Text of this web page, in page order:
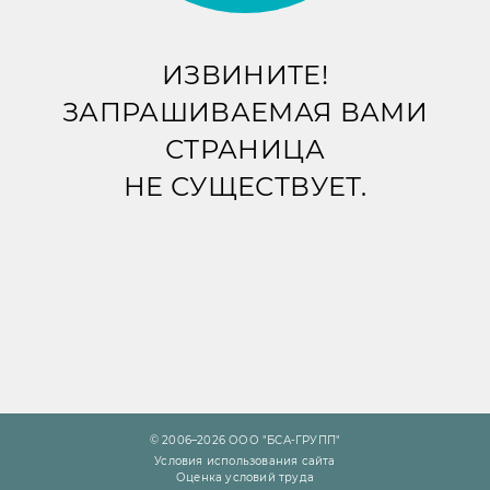
ИЗВИНИТЕ!
ЗАПРАШИВАЕМАЯ ВАМИ
СТРАНИЦА
НЕ СУЩЕСТВУЕТ.
© 2006–2026 ООО "БСА-ГРУПП"
Условия использования сайта
Оценка условий труда